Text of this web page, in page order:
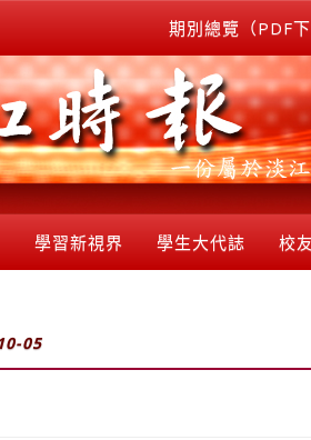
期別總覽（PDF下
學習新視界 學生大代誌 校
05